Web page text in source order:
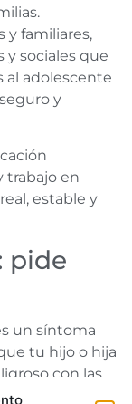
y familiares,
y sociales que
al adolescente
y
trabajo en
estable y
pide
un síntoma
tu hijo o hija
con las
antes se